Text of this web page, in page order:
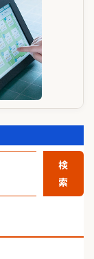
検
索